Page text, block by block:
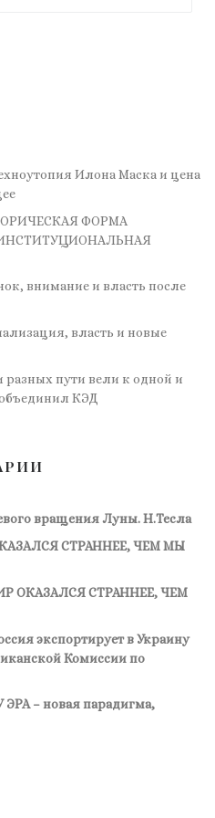
Илона Маска и цена
ФОРМА
внимание и власть после
власть и новые
пути вели к одной и
КЭД
вращения Луны. Н.Тесла
СТРАННЕЕ, ЧЕМ МЫ
ОКАЗАЛСЯ СТРАННЕЕ, ЧЕМ
экспортирует в Украину
Комиссии по
ЭРА – новая парадигма,